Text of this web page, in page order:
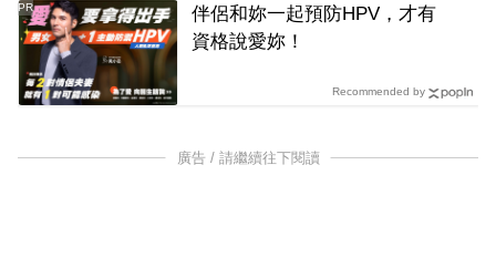
伴侶和妳一起預防HPV，才有
資格說愛妳！
PR
Recommended by
廣告 / 請繼續往下閱讀